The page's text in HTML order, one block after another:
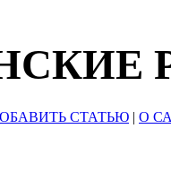
СТАТЬЮ | О